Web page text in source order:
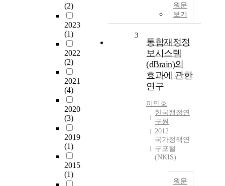
(2)
2023
(1)
2022
(2)
2021
(4)
2020
(3)
2019
(1)
2015
(1)
원문
보기
3
통합재정정
보시스템
(dBrain)의
효과에 관한
연구
이민호
한국행정연
구원
2012
국가정책연
구포털
(NKIS)
원문